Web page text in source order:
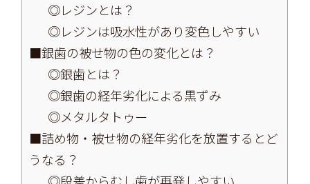
◎レジンとは？
◎レジンは吸水性があり変色しやすい
■銀歯の被せ物の色の変化とは？
◎銀歯とは？
◎銀歯の経年劣化による黒ずみ
◎メタルタトゥー
■詰め物・被せ物の経年劣化を放置するとど
うなる？